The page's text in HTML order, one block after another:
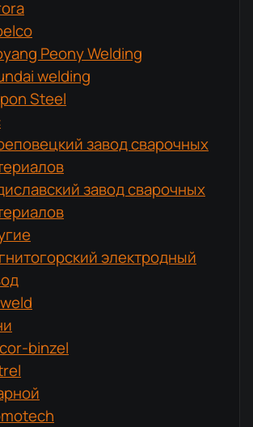
Peony Welding
welding
Steel
завод сварочных
завод сварочных
электродный
binzel